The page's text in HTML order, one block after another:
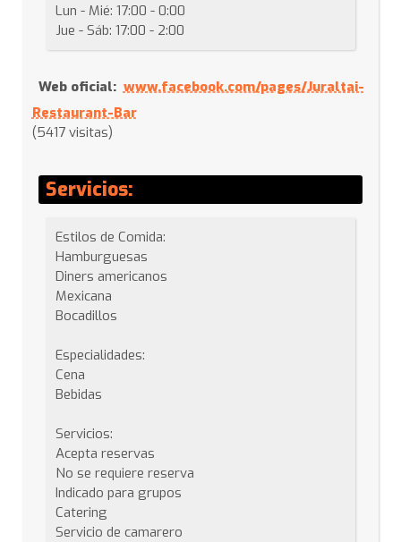
Lun - Mié: 17:00 - 0:00
Jue - Sáb: 17:00 - 2:00
Web oficial: www.facebook.com/pages/Juraltai-
Restaurant-Bar
(5417 visitas)
Servicios:
Estilos de Comida:
Hamburguesas
Diners americanos
Mexicana
Bocadillos
Especialidades:
Cena
Bebidas
Servicios:
Acepta reservas
No se requiere reserva
Indicado para grupos
Catering
Servicio de camarero